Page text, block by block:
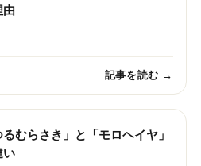
由
記事を読む →
るむらさき」と「モロヘイヤ」
い